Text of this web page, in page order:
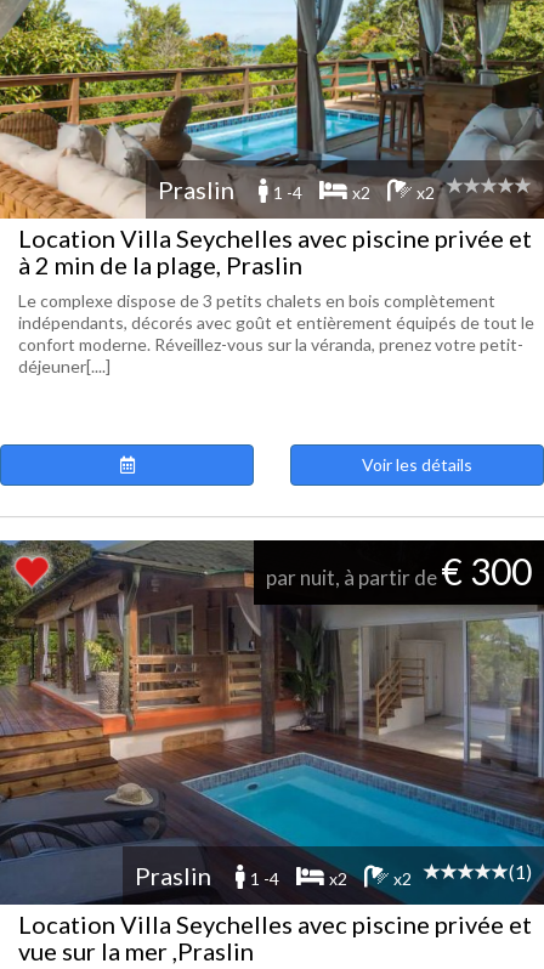
Praslin 1 -4 x2 x2
Location Villa Seychelles avec piscine privée et
à 2 min de la plage, Praslin
Le complexe dispose de 3 petits chalets en bois complètement
indépendants, décorés avec goût et entièrement équipés de tout le
confort moderne. Réveillez-vous sur la véranda, prenez votre petit-
déjeuner[....]
Voir les détails
par nuit, à partir de€ 300
Praslin 1 -4 x2 x2 (1)
Location Villa Seychelles avec piscine privée et
vue sur la mer ,Praslin